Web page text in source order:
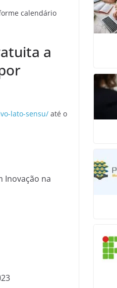
calendário
a
lato-sensu/ até o
Inovação na